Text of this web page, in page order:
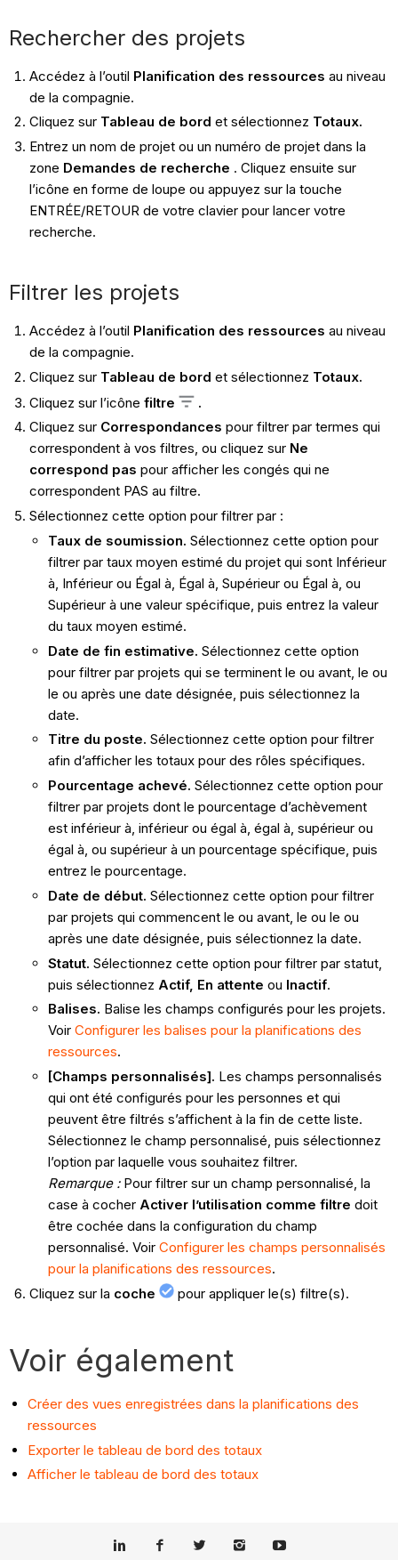
Rechercher des projets
Accédez à l’outil Planification des ressources au niveau
de la compagnie.
Cliquez sur Tableau de bord et sélectionnez Totaux.
Entrez un nom de projet ou un numéro de projet dans la
zone Demandes de recherche . Cliquez ensuite sur
l’icône en forme de loupe ou appuyez sur la touche
ENTRÉE/RETOUR de votre clavier pour lancer votre
recherche.
Filtrer les projets
Accédez à l’outil Planification des ressources au niveau
de la compagnie.
Cliquez sur Tableau de bord et sélectionnez Totaux.
Cliquez sur l’icône filtre
.
Cliquez sur Correspondances pour filtrer par termes qui
correspondent à vos filtres, ou cliquez sur Ne
correspond pas pour afficher les congés qui ne
correspondent PAS au filtre.
Sélectionnez cette option pour filtrer par :
Taux de soumission. Sélectionnez cette option pour
filtrer par taux moyen estimé du projet qui sont Inférieur
à, Inférieur ou Égal à, Égal à, Supérieur ou Égal à, ou
Supérieur à une valeur spécifique, puis entrez la valeur
du taux moyen estimé.
Date de fin estimative. Sélectionnez cette option
pour filtrer par projets qui se terminent le ou avant, le ou
le ou après une date désignée, puis sélectionnez la
date.
Titre du poste. Sélectionnez cette option pour filtrer
afin d’afficher les totaux pour des rôles spécifiques.
Pourcentage achevé. Sélectionnez cette option pour
filtrer par projets dont le pourcentage d’achèvement
est inférieur à, inférieur ou égal à, égal à, supérieur ou
égal à, ou supérieur à un pourcentage spécifique, puis
entrez le pourcentage.
Date de début. Sélectionnez cette option pour filtrer
par projets qui commencent le ou avant, le ou le ou
après une date désignée, puis sélectionnez la date.
Statut. Sélectionnez cette option pour filtrer par statut,
puis sélectionnez Actif, En attente ou Inactif.
Balises. Balise les champs configurés pour les projets.
Voir Configurer les balises pour la planifications des
ressources.
[Champs personnalisés]. Les champs personnalisés
qui ont été configurés pour les personnes et qui
peuvent être filtrés s’affichent à la fin de cette liste.
Sélectionnez le champ personnalisé, puis sélectionnez
l’option par laquelle vous souhaitez filtrer.
Remarque : Pour filtrer sur un champ personnalisé, la
case à cocher Activer l’utilisation comme filtre doit
être cochée dans la configuration du champ
personnalisé. Voir Configurer les champs personnalisés
pour la planifications des ressources.
Cliquez sur la coche pour appliquer le(s) filtre(s).
Voir également
Créer des vues enregistrées dans la planifications des
ressources
Exporter le tableau de bord des totaux
Afficher le tableau de bord des totaux